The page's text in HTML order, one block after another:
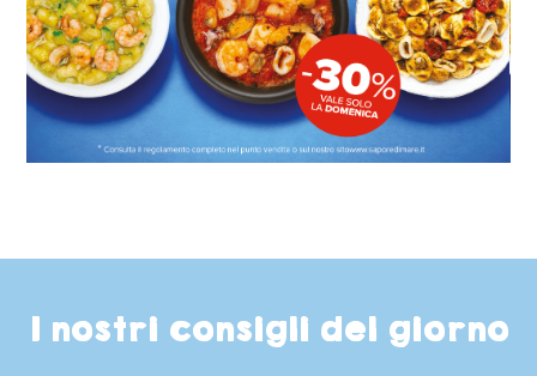
I nostri consigli del giorno